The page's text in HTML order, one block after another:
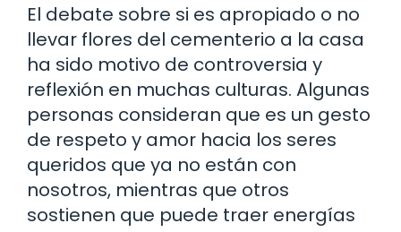
El debate sobre si es apropiado o no
llevar flores del cementerio a la casa
ha sido motivo de controversia y
reflexión en muchas culturas. Algunas
personas consideran que es un gesto
de respeto y amor hacia los seres
queridos que ya no están con
nosotros, mientras que otros
sostienen que puede traer energías